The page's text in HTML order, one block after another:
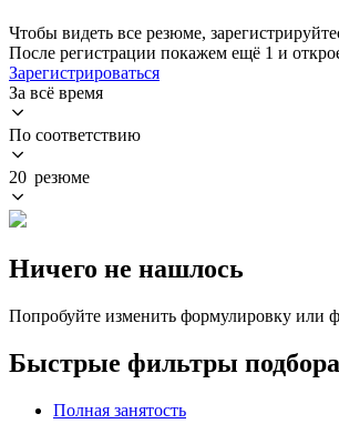
Чтобы видеть все резюме,
После регистрации покажем ещё 1 и
Зарегистрироваться
За всё время
По соответствию
20 резюме
Ничего не нашлось
Попробуйте изменить формулировку или
Быстрые фильтры
Полная занятость